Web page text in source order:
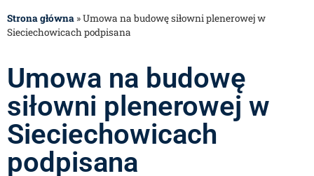
Strona główna »Umowa na budowę siłowni plenerowej w
Sieciechowicach podpisana
Umowa na budowę
siłowni plenerowej w
Sieciechowicach
podpisana